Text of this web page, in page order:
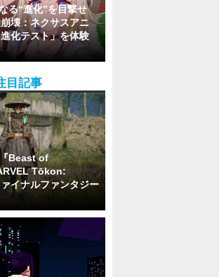
る“進化”を目撃せ
壊：ネクサスアニ
化テスト」を体験
目記事
Beast of
Tōkon:
イナルファンタジー